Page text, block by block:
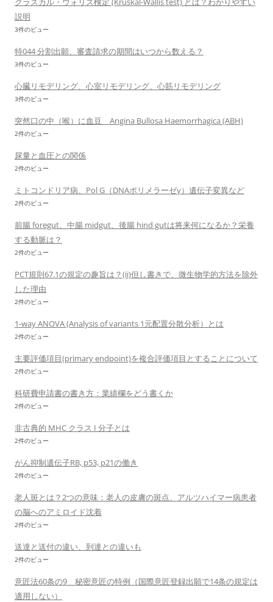
説明
3件のビュー
特044 分割出願、審査請求の期間はいつから数える？
3件のビュー
心臓リモデリング、心室リモデリング、心筋リモデリング
3件のビュー
突然口の中（喉）に血豆 Angina Bullosa Haemorrhagica (ABH)
2件のビュー
尿量と血圧との関係
2件のビュー
ミトコンドリア病、Pol G（DNAポリメラーゼγ）遺伝子変異など
2件のビュー
前腸 foregut、中腸 midgut、後腸 hind gutは将来何になるか？栄養
する動脈は？
2件のビュー
PCT規則67.1の規定の趣旨は？(ii)但し書きで、微生物学的方法を除外
した理由
2件のビュー
1-way ANOVA (Analysis of variants 1元配置分散分析）とは
2件のビュー
主要評価項目(primary endpoint)を複合評価項目とすることについて
2件のビュー
科研費申請書の書き方：業績欄をどう書くか
2件のビュー
非古典的 MHC クラス I 分子とは
2件のビュー
がん抑制遺伝子RB, p53, p21の働き
2件のビュー
老人斑とは？2つの意味：老人の皮膚の斑点、アルツハイマー病患者
の脳へのアミロイド沈着
2件のビュー
送達と送付の違い、到達との違いも
2件のビュー
意匠法60条の9 秘密意匠の特例（国際意匠登録出願で14条の規定は
適用しない）